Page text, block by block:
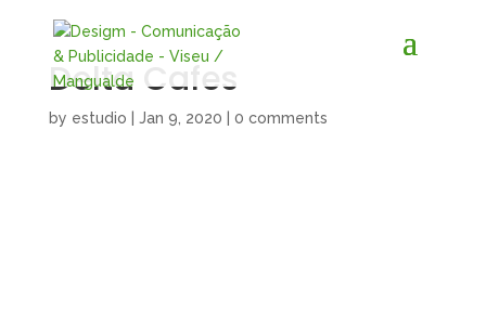
Delta Cafes
by estudio Jan 9, 2020 0 comments